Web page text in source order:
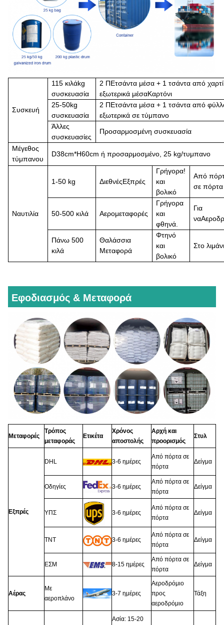
Συσκευή
115 κιλάkg
συσκευασία
2 ΠΕτσάντα μέσα + 1 τσάντα από χαρτί
εξωτερικά μέσαΚαρτόνι
25-50kg
συσκευασία
2 ΠΕτσάντα μέσα + 1 τσάντα από
εξωτερικά σε τύμπανο
Άλλες
συσκευασίες
Προσαρμοσμένη συσκευασία
Μέγεθος
τύμπανου
D38cm*H60cm ή προσαρμοσμένο, 25 kg/τυμπανο
Ναυτιλία
1-50 kg ΔιεθνέςΕξπρές
Γρήγορα!
και
βολικό
Από
σε πόρτα
50-500 κιλά Αερομεταφορές
Γρήγορα
και
φθηνά.
Για
να
Πάνω 500
κιλά
Θαλάσσια
Μεταφορά
Φτηνό
και
βολικό
Στο
Εφοδιασμός & Μεταφορά
Μεταφορές
Τρόπος
μεταφοράς
Ετικέτα
Χρόνος
αποστολής
Αρχή και
προορισμός
Στυλ
Εξπρές
DHL 3-6 ημέρες
Από πόρτα σε
πόρτα
Δείγμα
Οδηγίες 3-6 ημέρες
Από πόρτα σε
πόρτα
Δείγμα
ΥΠΣ 3-6 ημέρες
Από πόρτα σε
πόρτα
Δείγμα
TNT 3-6 ημέρες
Από πόρτα σε
πόρτα
Δείγμα
ΕΣΜ 8-15 ημέρες
Από πόρτα σε
πόρτα
Δείγμα
Αέρας
Με
αεροπλάνο
3-7 ημέρες
Αεροδρόμιο
προς
αεροδρόμιο
Τάξη
Ασία: 15-20